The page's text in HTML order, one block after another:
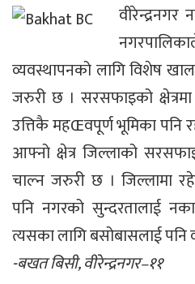
वीरेन्द्रनगर
व्यवस्थापनको लागि विशेष
जरुरी छ । सरसफाइको
उत्तिकै महŒवपूर्ण भूमिका
आफ्नो क्षेत्र जिल्लाको
चाल्न जरुरी छ । जिल्लामा
पनि नगरको सुन्दरतालाई
त्यसका लागि बसोबासलाई पनि
-बखत बिसी, वीरेन्द्रनगर–११